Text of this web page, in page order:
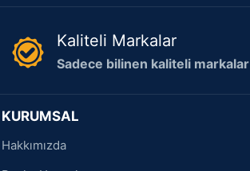
Kaliteli Markalar
Sadece bilinen kaliteli markalar
KURUMSAL
Hakkımızda